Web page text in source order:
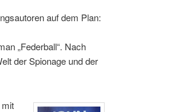
auf dem Plan:
„Federball“. Nach
der Spionage und der